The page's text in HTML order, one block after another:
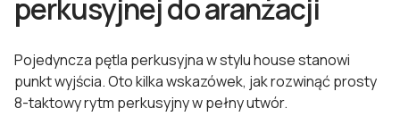
perkusyjnej do aranżacji
Pojedyncza pętla perkusyjna w stylu house stanowi
punkt wyjścia. Oto kilka wskazówek, jak rozwinąć prosty
8-taktowy rytm perkusyjny w pełny utwór.